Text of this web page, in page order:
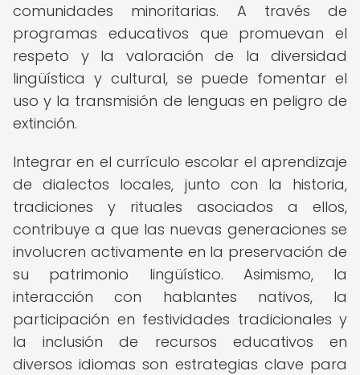
comunidades minoritarias. A través de
programas educativos que promuevan el
respeto y la valoración de la diversidad
lingüística y cultural, se puede fomentar el
uso y la transmisión de lenguas en peligro de
extinción.
Integrar en el currículo escolar el aprendizaje
de dialectos locales, junto con la historia,
tradiciones y rituales asociados a ellos,
contribuye a que las nuevas generaciones se
involucren activamente en la preservación de
su patrimonio lingüístico. Asimismo, la
interacción con hablantes nativos, la
participación en festividades tradicionales y
la inclusión de recursos educativos en
diversos idiomas son estrategias clave para